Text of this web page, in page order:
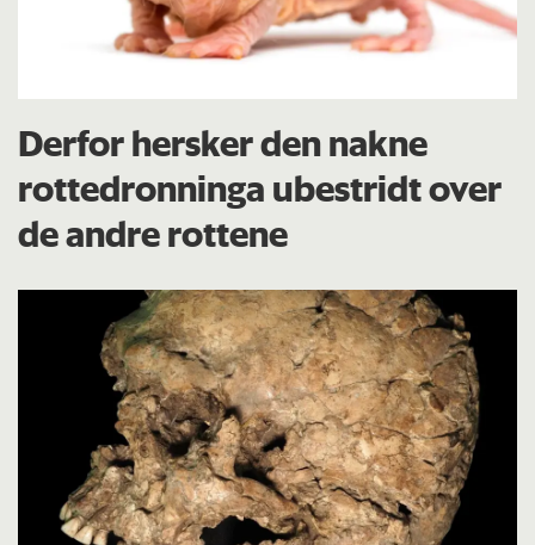
Derfor hersker den nakne
rottedronninga ubestridt over
de andre rottene